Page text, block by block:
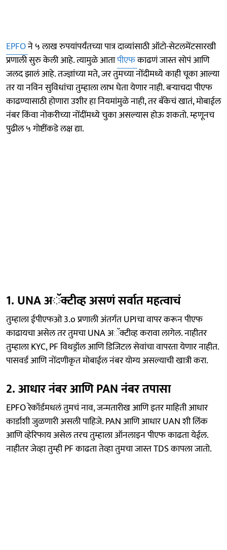
EPFOने ५ लाख रुपयांपर्यंतच्या पात्र दाव्यांसाठी ऑटो-सेटलमेंटसारखी
प्रणाली सुरु केली आहे. त्यामुळे आतापीएफकाढणं जास्त सोपं आणि
जलद झालं आहे. तज्ज्ञांच्या मते, जर तुमच्या नोंदीमध्ये काही चूका आल्या
तर या नविन सुविधांचा तुम्हाला लाभ घेता येणार नाही. बऱ्याचदा पीएफ
काढण्यासाठी होणारा उशीर हा नियमांमुळे नाही, तर बॅंकेचं खातं, मोबाईल
नंबर किंवा नोकरीच्या नोंदींमध्ये चुका असल्यास होऊ शकतो. म्हणूनच
पुढील ५ गोष्टींकडे लक्ष द्या.
1. UNA अॅक्टीव्ह असणं सर्वात महत्वाचं
तुम्हाला ईपीएफओ 3.o प्रणाली अंतर्गत UPIचा वापर करून पीएफ
काढायचा असेल तर तुमचा UNA अॅक्टीव्ह करावा लागेल. नाहीतर
तुम्हाला KYC, PF विथड्रॉल आणि डिजिटल सेवांचा वापरता येणार नाहीत.
पासवर्ड आणि नोंदणीकृत मोबाईल नंबर योग्य असल्याची खात्री करा.
2. आधार नंबर आणि PAN नंबर तपासा
EPFO रेकॉर्डमधलं तुमचं नाव, जन्मतारीख आणि इतर माहिती आधार
कार्डाशी जुळणारी असली पाहिजे. PAN आणि आधार UAN शी लिंक
आणि व्हेरिफाय असेल तरच तुम्हाला ऑनलाइन पीएफ काढता येईल.
नाहीतर जेव्हा तुम्ही PF काढता तेव्हा तुमचा जास्त TDS कापला जातो.